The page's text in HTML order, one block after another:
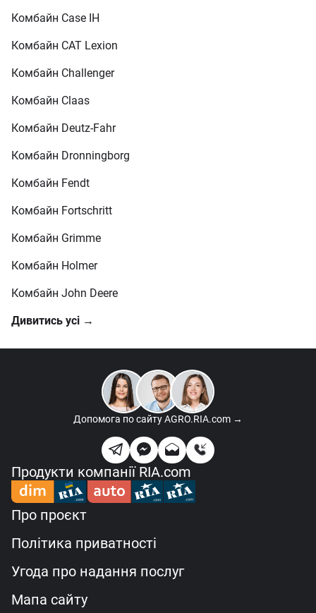
Комбайн Case IH
Комбайн CAT Lexion
Комбайн Challenger
Комбайн Claas
Комбайн Deutz-Fahr
Комбайн Dronningborg
Комбайн Fendt
Комбайн Fortschritt
Комбайн Grimme
Комбайн Holmer
Комбайн John Deere
Дивитись усі →
Допомога по сайтуAGRO.RIA.com →
Продукти компанії RIA.com
Про проєкт
Політика приватності
Угода про надання послуг
Мапа сайту